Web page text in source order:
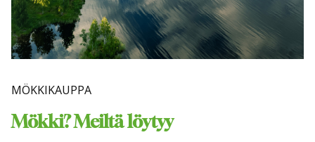
MÖKKIKAUPPA
Mökki? Meiltä löytyy